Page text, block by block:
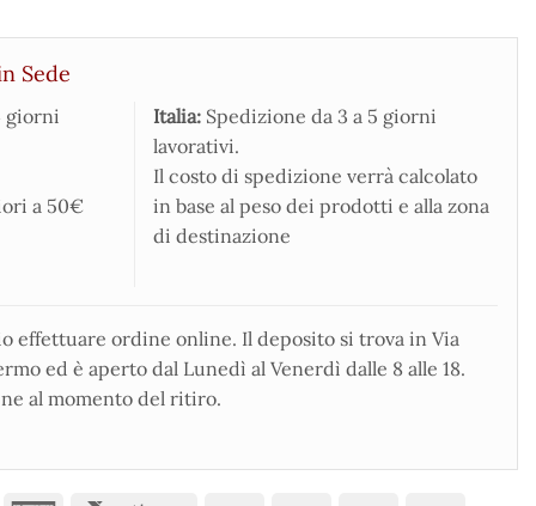
Sede
giorni
a 50€
Italia: Spedizione da 3 a 5 giorni
lavorativi.
Il costo di spedizione verrà calcolato
in base al peso dei prodotti e alla zona
di destinazione
effettuare ordine online. Il deposito si trova in Via
ed è aperto dal Lunedì al Venerdì dalle 8 alle 18.
al momento del ritiro.